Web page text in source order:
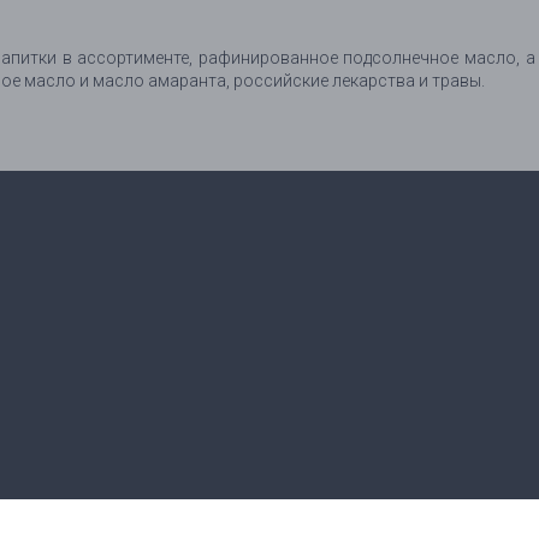
в ассортименте, рафинированное подсолнечное масло,
масло и масло амаранта, российские лекарства и травы.